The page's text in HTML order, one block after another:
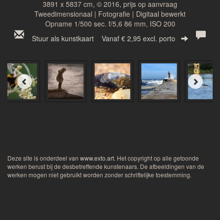
3891 x 5837 cm, © 2016, prijs op aanvraag
Tweedimensionaal | Fotografie | Digitaal bewerkt
Opname 1/500 sec. f/5,6 86 mm, ISO 200
Stuur als kunstkaart Vanaf € 2,95 excl. porto
Deze site is onderdeel van www.exto.art. Het copyright op alle getoonde
werken berust bij de desbetreffende kunstenaars. De afbeeldingen van de
werken mogen niet gebruikt worden zonder schriftelijke toestemming.